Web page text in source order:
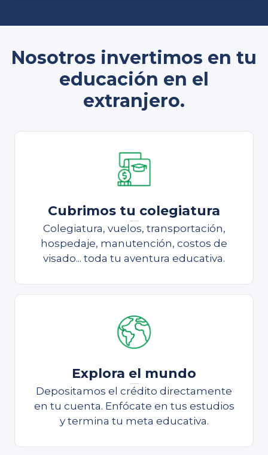
Nosotros invertimos en tu
educación en el
extranjero.
Cubrimos tu colegiatura
Colegiatura, vuelos, transportación,
hospedaje, manutención, costos de
visado... toda tu aventura educativa.
Explora el mundo
Depositamos el crédito directamente
en tu cuenta. Enfócate en tus estudios
y termina tu meta educativa.